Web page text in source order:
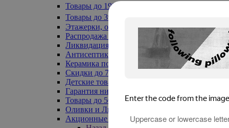
Товары до 199₽
Товары до 399₽
Этажерки, обувницы
Распродажа текстиля до -50%
Ликвидация до -70%
Антисептики
Керамика по 129 руб
Скидки до 70%
Детские товары
Гарантия низкой цены
Товары до 500 руб
Оливки и Лимоны
Акционные товары